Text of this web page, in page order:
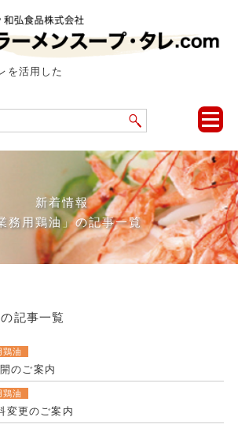
を活用した
toggle
新着情報
務用鶏油」の記事一覧
記事一覧
鶏油
のご案内
鶏油
変更のご案内